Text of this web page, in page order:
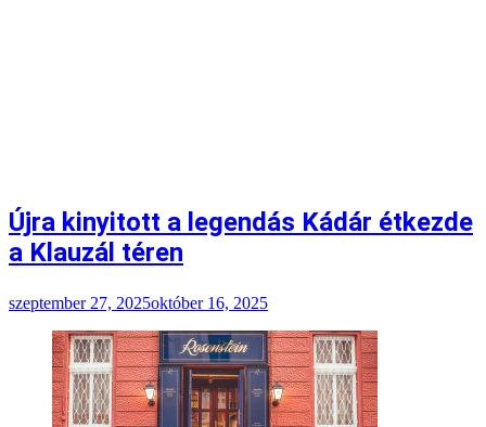
Újra kinyitott a legendás Kádár étkezde
a Klauzál téren
szeptember 27, 2025október 16, 2025